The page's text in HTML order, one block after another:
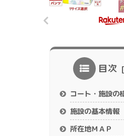
目次
コート・施設の
施設の基本情報
所在地ＭＡＰ